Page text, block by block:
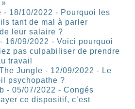
- 18/10/2022 - Pourquoi les
tant de mal à parler
leur salaire ?
16/09/2022 - Voici pourquoi
pas culpabiliser de prendre
travail
Jungle - 12/09/2022 - Le
psychopathe ?
- 05/07/2022 - Congés
ce dispositif, c’est